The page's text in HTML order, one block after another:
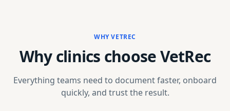
WHY VETREC
Why clinics choose VetRec
Everything teams need to document faster, onboard
quickly, and trust the result.